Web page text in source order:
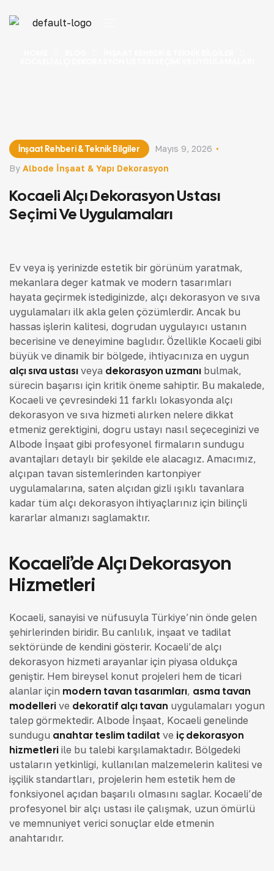
İnşaat Rehberi & Teknik Bilgiler
By Albode İnşaat & Yapı Dekorasyon
Mayıs 9, 2026
Kocaeli Alçı Dekorasyon Ustası
Seçimi Ve Uygulamaları
Ev veya iş yerinizde estetik bir görünüm yaratmak,
mekanlara değer katmak ve modern tasarımları
hayata geçirmek istediğinizde, alçı dekorasyon ve sıva
uygulamaları ilk akla gelen çözümlerdir. Ancak bu
hassas işlerin kalitesi, doğrudan uygulayıcı ustanın
becerisine ve deneyimine bağlıdır. Özellikle Kocaeli gibi
büyük ve dinamik bir bölgede, ihtiyacınıza en uygun
alçı sıva ustası veya dekorasyon uzmanı bulmak,
sürecin başarısı için kritik öneme sahiptir. Bu makalede,
Kocaeli ve çevresindeki 11 farklı lokasyonda alçı
dekorasyon ve sıva hizmeti alırken nelere dikkat
etmeniz gerektiğini, doğru ustayı nasıl seçeceğinizi ve
Albode İnşaat gibi profesyonel firmaların sunduğu
avantajları detaylı bir şekilde ele alacağız. Amacımız,
alçıpan tavan sistemlerinden kartonpiyer
uygulamalarına, saten alçıdan gizli ışıklı tavanlara
kadar tüm alçı dekorasyon ihtiyaçlarınız için bilinçli
kararlar almanızı sağlamaktır.
Kocaeli’de Alçı Dekorasyon
Hizmetleri
Kocaeli, sanayisi ve nüfusuyla Türkiye’nin önde gelen
şehirlerinden biridir. Bu canlılık, inşaat ve tadilat
sektöründe de kendini gösterir. Kocaeli’de alçı
dekorasyon hizmeti arayanlar için piyasa oldukça
geniştir. Hem bireysel konut projeleri hem de ticari
alanlar için modern tavan tasarımları, asma tavan
modelleri ve dekoratif alçı tavan uygulamaları yoğun
talep görmektedir. Albode İnşaat, Kocaeli genelinde
sunduğu anahtar teslim tadilat ve iç dekorasyon
hizmetleri ile bu talebi karşılamaktadır. Bölgedeki
ustaların yetkinliği, kullanılan malzemelerin kalitesi ve
işçilik standartları, projelerin hem estetik hem de
fonksiyonel açıdan başarılı olmasını sağlar. Kocaeli’de
profesyonel bir alçı ustası ile çalışmak, uzun ömürlü
ve memnuniyet verici sonuçlar elde etmenin
anahtarıdır.